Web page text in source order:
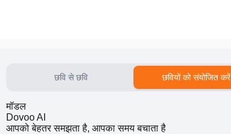
छवि से छवि छवियों को संयोजित करें
मॉडल
Dovoo AI
आपको बेहतर समझता है, आपका समय बचाता है